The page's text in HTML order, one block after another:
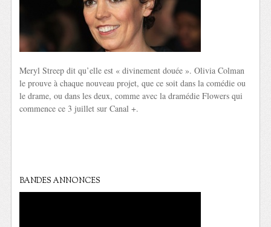
Meryl Streep dit qu’elle est « divinement douée ». Olivia Colman
le prouve à chaque nouveau projet, que ce soit dans la comédie ou
le drame, ou dans les deux, comme avec la dramédie Flowers qui
commence ce 3 juillet sur Canal +.
BANDES ANNONCES